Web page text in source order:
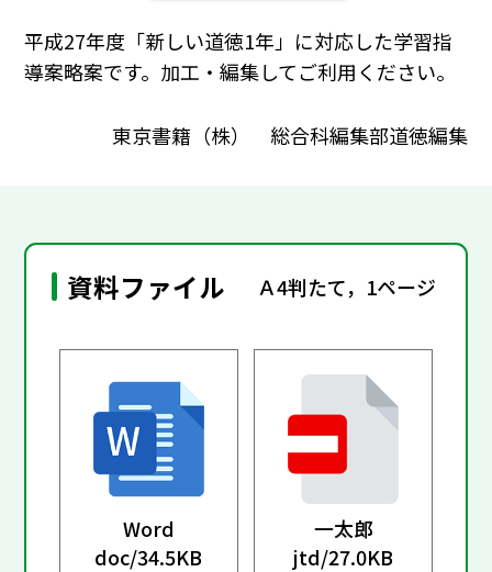
平成27年度「新しい道徳1年」に対応した学習指
導案略案です。加工・編集してご利用ください。
東京書籍（株） 総合科編集部道徳編集
資料ファイル Ａ4判たて，1ページ
Word
doc/34.5KB
一太郎
jtd/27.0KB